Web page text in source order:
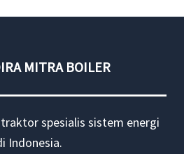
MITRA BOILER
spesialis sistem energi
Indonesia.